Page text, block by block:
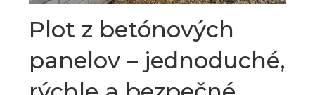
Plot z betónových
panelov – jednoduché,